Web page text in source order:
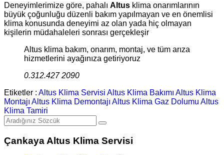
Deneyimlerimize göre, pahalı Altus klima onarımlarının
büyük çoğunluğu düzenli bakım yapılmayan ve en önemlisi
klima konusunda deneyimi az olan yada hiç olmayan
kişilerin müdahaleleri sonrası gerçekleşir
Altus klima bakım, onarım, montaj, ve tüm arıza
hizmetlerini ayağınıza getiriyoruz
0.312.427 2090
Etiketler : Altus Klima Servisi Altus Klima Bakımı Altus Klima
Montajı Altus Klima Demontajı Altus Klima Gaz Dolumu Altus
Klima Tamiri
Çankaya Altus Klima Servisi